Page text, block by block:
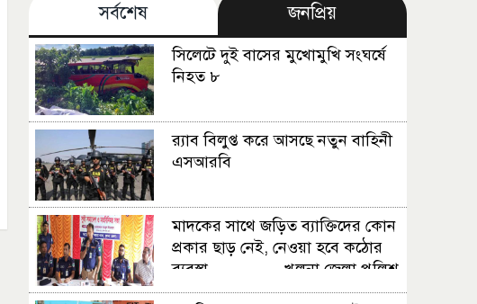
সর্বশেষ জনপ্রিয়
সিলেটে দুই বাসের মুখোমুখি সংঘর্ষে
নিহত ৮
র‍্যাব বিলুপ্ত করে আসছে নতুন বাহিনী
এসআরবি
মাদকের সাথে জড়িত ব্যাক্তিদের কোন
প্রকার ছাড় নেই, নেওয়া হবে কঠোর
ব্যবস্থা ................খুলনা জেলা পুলিশ
সুপার